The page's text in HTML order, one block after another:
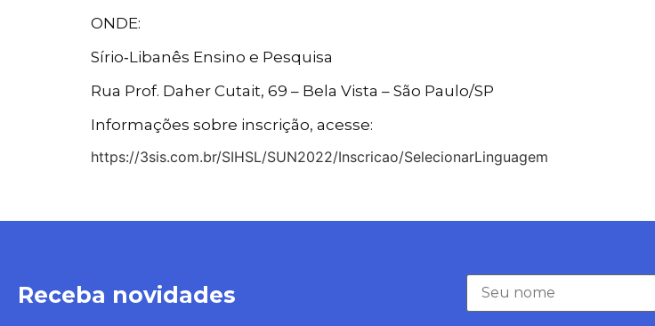
ONDE:
Sírio‑Libanês Ensino e Pesquisa
Rua Prof. Daher Cutait, 69 – Bela Vista – São Paulo/SP
Informações sobre inscrição, acesse:
https://3sis.com.br/SIHSL/SUN2022/Inscricao/SelecionarLinguagem
Receba novidades